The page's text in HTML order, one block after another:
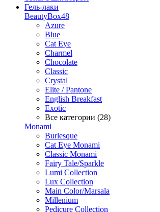
Гель-лаки
BeautyBox48
Azure
Blue
Cat Eye
Charmel
Chocolate
Classic
Crystal
Elite / Pantone
English Breakfast
Exotic
Все категории (28)
Monami
Burlesque
Cat Eye Monami
Classic Monami
Fairy Tale/Sparkle
Lumi Collection
Lux Collection
Main Color/Marsala
Millenium
Pedicure Collection